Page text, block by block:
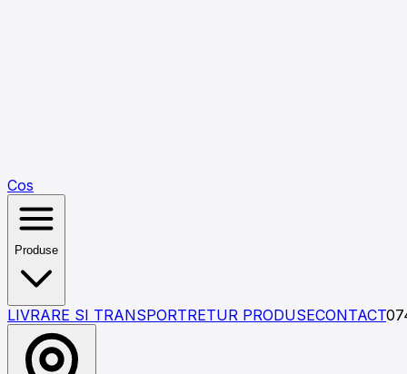
Cos
Produse
LIVRARE SI TRANSPORTRETUR PRODUSECONTACT